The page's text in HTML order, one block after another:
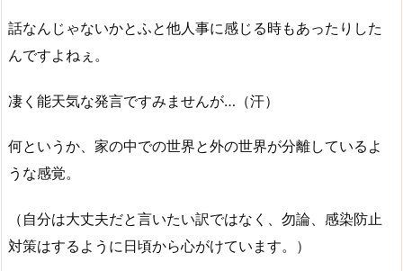
話なんじゃないかとふと他人事に感じる時もあったりした
んですよねぇ。
凄く能天気な発言ですみませんが…（汗）
何というか、家の中での世界と外の世界が分離しているよ
うな感覚。
（自分は大丈夫だと言いたい訳ではなく、勿論、感染防止
対策はするように日頃から心がけています。）